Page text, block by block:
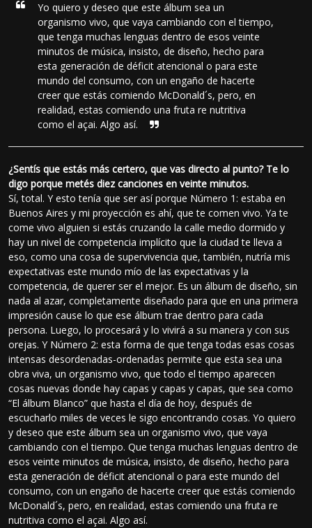
Yo quiero y deseo que este álbum sea un
organismo vivo, que vaya cambiando con el tiempo,
que tenga muchas lenguas dentro de esos veinte
minutos de música, insisto, de diseño, hecho para
esta generación de déficit atencional o para este
mundo del consumo, con un engaño de hacerte
creer que estás comiendo McDonald´s, pero, en
realidad, estas comiendo una fruta re nutritiva
como el açai. Algo así.
¿Sentís que estás más certero, que vas directo al punto? Te lo
digo porque metés diez canciones en veinte minutos.
Sí, total. Y esto tenía que ser así porque Número 1: estaba en
Buenos Aires y mi proyección es ahí, que te comen vivo. Ya te
come vivo alguien si estás cruzando la calle medio dormido y
hay un nivel de competencia implícito que la ciudad te lleva a
eso, como una cosa de supervivencia que, también, nutría mis
expectativas este mundo mío de las expectativas y la
competencia, de querer ser el mejor. Es un álbum de diseño, sin
nada al azar, completamente diseñado para que en una primera
impresión cause lo que ese álbum trae dentro para cada
persona. Luego, lo procesará y lo vivirá a su manera y con sus
orejas. Y Número 2: esta forma de que tenga todas esas cosas
intensas desordenadas-ordenadas permite que esta sea una
obra viva, un organismo vivo, que todo el tiempo aparecen
cosas nuevas donde hay capas y capas y capas, que sea como
“El álbum Blanco” que hasta el día de hoy, después de
escucharlo miles de veces le sigo encontrando cosas. Yo quiero
y deseo que este álbum sea un organismo vivo, que vaya
cambiando con el tiempo. Que tenga muchas lenguas dentro de
esos veinte minutos de música, insisto, de diseño, hecho para
esta generación de déficit atencional o para este mundo del
consumo, con un engaño de hacerte creer que estás comiendo
McDonald´s, pero, en realidad, estas comiendo una fruta re
nutritiva como el açai. Algo así.